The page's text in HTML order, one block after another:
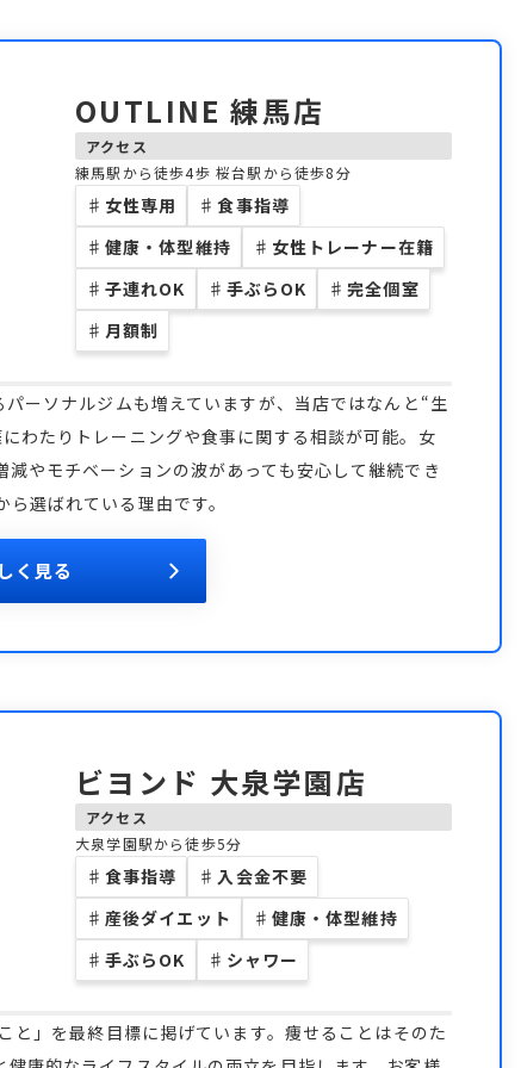
OUTLINE 練馬店
アクセス
練馬駅から徒歩4歩 桜台駅から徒歩8分
♯ 女性専用 ♯ 食事指導
♯ 健康・体型維持 ♯ 女性トレーナー在籍
♯ 子連れOK ♯ 手ぶらOK ♯ 完全個室
♯ 月額制
ーソナルジムも増えていますが、当店ではなんと“生
わたりトレーニングや食事に関する相談が可能。女
やモチベーションの波があっても安心して継続でき
選ばれている理由です。
く見る
ビヨンド 大泉学園店
アクセス
大泉学園駅から徒歩5分
♯ 食事指導 ♯ 入会金不要
♯ 産後ダイエット ♯ 健康・体型維持
♯ 手ぶらOK ♯ シャワー
と」を最終目標に掲げています。痩せることはそのた